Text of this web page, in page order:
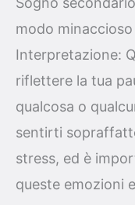
modo minaccioso
Interpretazione:
riflettere la tua
qualcosa o
sentirti
stress, ed è
queste emozioni